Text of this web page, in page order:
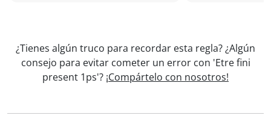
¿Tienes algún truco para recordar esta regla? ¿Algún
consejo para evitar cometer un error con 'Etre fini
present 1ps'? ¡Compártelo con nosotros!